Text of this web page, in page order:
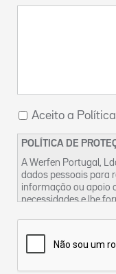
Aceito a
POLÍTICA DE
A Werfen Portugal,
dados pessoais para
informação ou apoio
necessidades e lhe
dados e sobre como
de Privacidade. Pode